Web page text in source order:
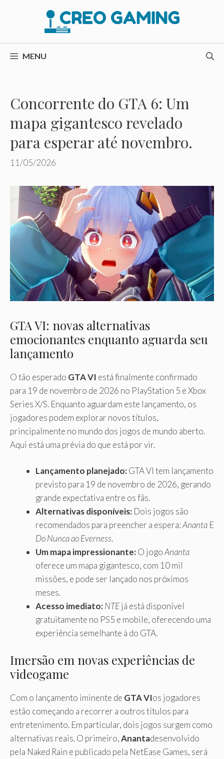
conteúdo
MENU
Concorrente do GTA 6: Um
mapa gigantesco revelado
para esperar até novembro.
11/05/2026
GTA VI: novas alternativas
emocionantes enquanto aguarda seu
lançamento
O tão esperado GTA VI está finalmente confirmado
para 19 de novembro de 2026 no PlayStation 5 e Xbox
Series X/S. Enquanto aguardam este lançamento, os
jogadores podem explorar novos títulos,
principalmente no mundo dos jogos de mundo aberto.
Aqui está uma prévia do que está por vir.
Lançamento planejado:GTA VI tem lançamento
previsto para 19 de novembro de 2026, gerando
grande expectativa entre os fãs.
Alternativas disponíveis: Dois jogos são
recomendados para preencher a espera:Ananta E
Do Nunca ao Everness.
Um mapa impressionante:O jogoAnanta
oferece um mapa gigantesco, com 10 mil
missões, e pode ser lançado nos próximos
meses.
Acesso imediato:NTEjá está disponível
gratuitamente no PS5 e mobile, oferecendo uma
experiência semelhante à do GTA.
Imersão em novas experiências de
videogame
Com o lançamento iminente de GTA VIos jogadores
estão começando a recorrer a outros títulos para
entretenimento. Em particular, dois jogos surgem como
alternativas reais. O primeiro,Anantadesenvolvido
pela Naked Rain e publicado pela NetEase Games, será